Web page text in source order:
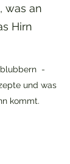
was an
Hirn
-
und was
kommt.